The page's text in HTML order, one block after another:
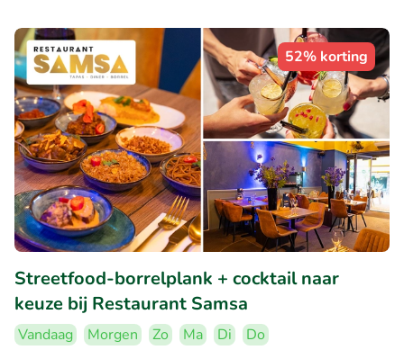
52% korting
Streetfood-borrelplank + cocktail naar
keuze bij Restaurant Samsa
Vandaag Morgen Zo Ma Di
Do